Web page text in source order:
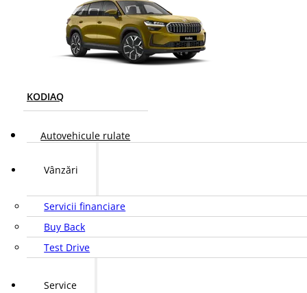
KODIAQ
Autovehicule rulate
Vânzări
Servicii financiare
Buy Back
Test Drive
Service